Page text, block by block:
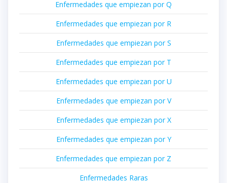
Enfermedades que empiezan por Q
Enfermedades que empiezan por R
Enfermedades que empiezan por S
Enfermedades que empiezan por T
Enfermedades que empiezan por U
Enfermedades que empiezan por V
Enfermedades que empiezan por X
Enfermedades que empiezan por Y
Enfermedades que empiezan por Z
Enfermedades Raras